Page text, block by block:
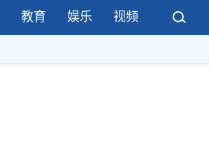
教育 娱乐 视频